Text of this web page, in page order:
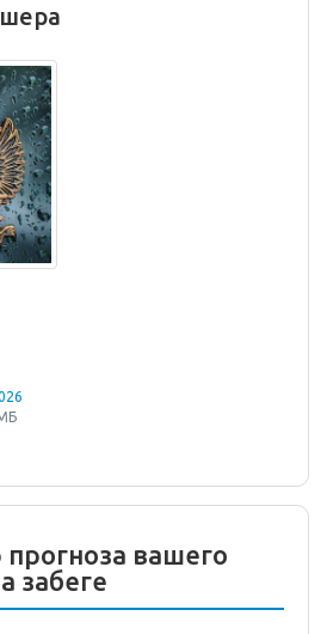
прогноза вашего
забеге